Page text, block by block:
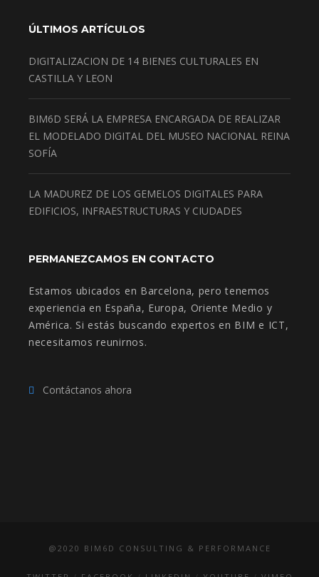
ÚLTIMOS ARTÍCULOS
DIGITALIZACION DE 14 BIENES CULTURALES EN
CASTILLA Y LEON
BIM6D SERÁ LA EMPRESA ENCARGADA DE REALIZAR
EL MODELADO DIGITAL DEL MUSEO NACIONAL REINA
SOFÍA
LA MADUREZ DE LOS GEMELOS DIGITALES PARA
EDIFICIOS, INFRAESTRUCTURAS Y CIUDADES
PERMANEZCAMOS EN CONTACTO
Estamos ubicados en Barcelona, pero tenemos
experiencia en España, Europa, Oriente Medio y
América. Si estás buscando expertos en BIM e ICT,
necesitamos reunirnos.
Contáctanos ahora
@2020 BIM6D CONSULTING & PERFORMANCE